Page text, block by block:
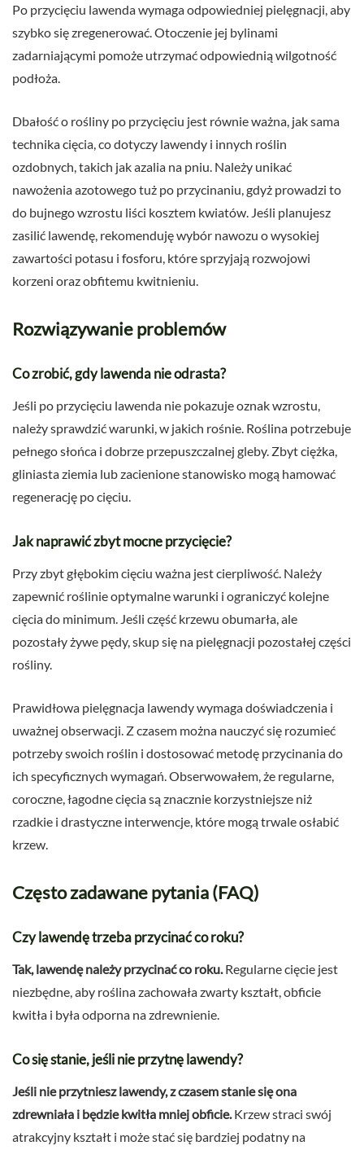
Po przycięciu lawenda wymaga odpowiedniej pielęgnacji, aby
szybko się zregenerować. Otoczenie jej bylinami
zadarniającymi pomoże utrzymać odpowiednią wilgotność
podłoża.
Dbałość o rośliny po przycięciu jest równie ważna, jak sama
technika cięcia, co dotyczy lawendy i innych roślin
ozdobnych, takich jak azalia na pniu. Należy unikać
nawożenia azotowego tuż po przycinaniu, gdyż prowadzi to
do bujnego wzrostu liści kosztem kwiatów. Jeśli planujesz
zasilić lawendę, rekomenduję wybór nawozu o wysokiej
zawartości potasu i fosforu, które sprzyjają rozwojowi
korzeni oraz obfitemu kwitnieniu.
Rozwiązywanie problemów
Co zrobić, gdy lawenda nie odrasta?
Jeśli po przycięciu lawenda nie pokazuje oznak wzrostu,
należy sprawdzić warunki, w jakich rośnie. Roślina potrzebuje
pełnego słońca i dobrze przepuszczalnej gleby. Zbyt ciężka,
gliniasta ziemia lub zacienione stanowisko mogą hamować
regenerację po cięciu.
Jak naprawić zbyt mocne przycięcie?
Przy zbyt głębokim cięciu ważna jest cierpliwość. Należy
zapewnić roślinie optymalne warunki i ograniczyć kolejne
cięcia do minimum. Jeśli część krzewu obumarła, ale
pozostały żywe pędy, skup się na pielęgnacji pozostałej części
rośliny.
Prawidłowa pielęgnacja lawendy wymaga doświadczenia i
uważnej obserwacji. Z czasem można nauczyć się rozumieć
potrzeby swoich roślin i dostosować metodę przycinania do
ich specyficznych wymagań. Obserwowałem, że regularne,
coroczne, łagodne cięcia są znacznie korzystniejsze niż
rzadkie i drastyczne interwencje, które mogą trwale osłabić
krzew.
Często zadawane pytania (FAQ)
Czy lawendę trzeba przycinać co roku?
Tak, lawendę należy przycinać co roku.Regularne cięcie jest
niezbędne, aby roślina zachowała zwarty kształt, obficie
kwitła i była odporna na zdrewnienie.
Co się stanie, jeśli nie przytnę lawendy?
Jeśli nie przytniesz lawendy, z czasem stanie się ona
zdrewniała i będzie kwitła mniej obficie.Krzew straci swój
atrakcyjny kształt i może stać się bardziej podatny na